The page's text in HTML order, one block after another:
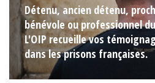
Détenu, ancien détenu,
bénévole ou professionnel
L'OIP recueille vos
dans les prisons françaises.